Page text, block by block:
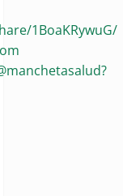
1BoaKRywuG/